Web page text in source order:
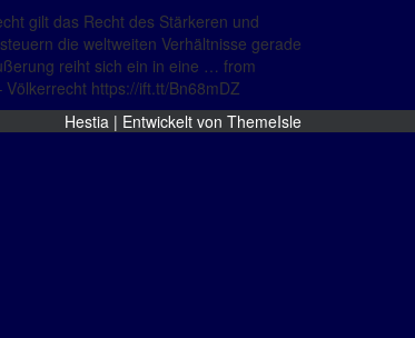
gilt das Recht des Stärkeren und
die weltweiten Verhältnisse gerade
reiht sich ein in eine … from
Völkerrecht https://ift.tt/Bn68mDZ
Hestia | Entwickelt von ThemeIsle